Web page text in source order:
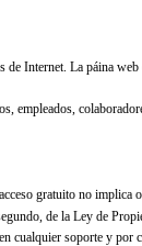
Internet. La páina
empleados,
gratuito no implica
de la Ley de
cualquier soporte y